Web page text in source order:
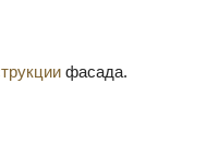
фасада.